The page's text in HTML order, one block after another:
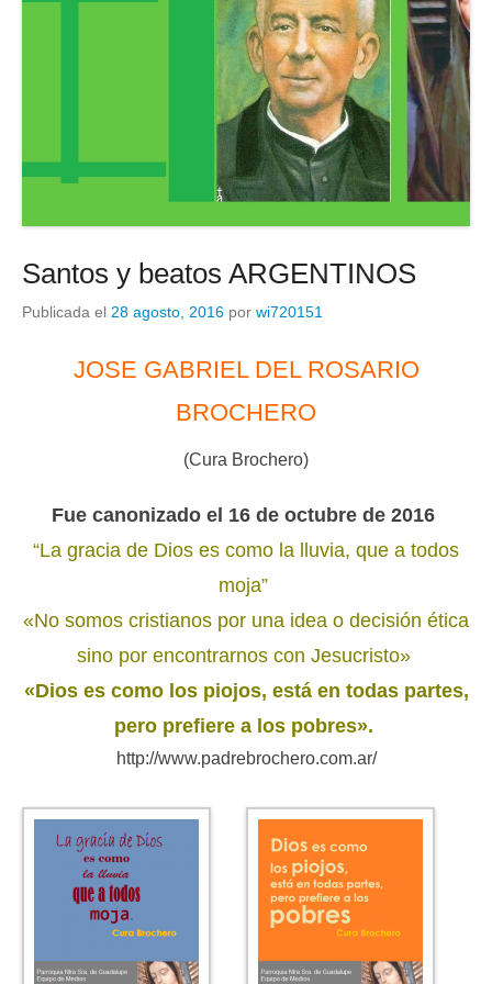
Santos y beatos ARGENTINOS
Publicada el 28 agosto, 2016 por wi720151
JOSE GABRIEL DEL ROSARIO
BROCHERO
(Cura Brochero)
Fue canonizado el 16 de octubre de 2016
“La gracia de Dios es como la lluvia, que a todos
moja”
«No somos cristianos por una idea o decisión ética
sino por encontrarnos con Jesucristo»
«Dios es como los piojos, está en todas partes,
pero prefiere a los pobres».
http://www.padrebrochero.com.ar/